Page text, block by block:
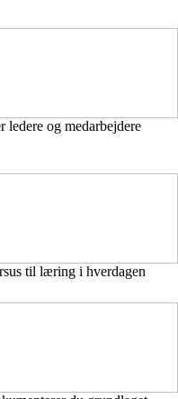
ledere og medarbejdere
til læring i hverdagen